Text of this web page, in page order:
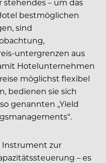
stehendes – um das
bestmöglichen
sind
untergrenzen aus
Hotelunternehmen
möglichst flexibel
bedienen sie sich
genannten „Yield
Instrument zur
– es